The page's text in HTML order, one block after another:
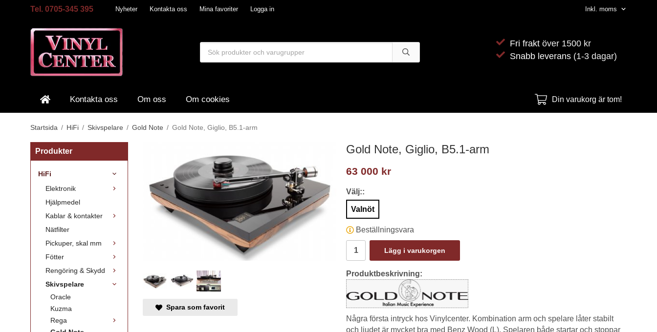
Tel. 0705-345 395 Nyheter Kontakta oss Mina favoriter Logga in
Fri frakt över 1500 kr
Snabb leverans (1-3 dagar)
Kontakta oss Om oss Om cookies Din varukorg är tom!
Startsida / HiFi / Skivspelare / Gold Note / Gold Note, Giglio, B5.1-arm
Produkter
HiFi
Elektronik
Hjälpmedel
Kablar & kontakter
Nätfilter
Pickuper, skal mm
Fötter
Rengöring & Skydd
Skivspelare
Oracle
Kuzma
Rega
Gold Note, Giglio, B5.1-arm
63 000 kr
Välj::
Valnöt
Beställningsvara
Lägg i varukorgen
Produktbeskrivning:
Några första intryck hos Vinylcenter. Kombination arm och spelare låter stabilt
och ljudet är mycket bra med Benz Wood (L). Spelaren både startar och stoppar
Spara som favorit